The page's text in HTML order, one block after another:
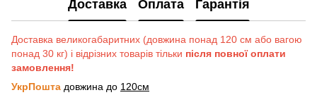
Доставка Оплата Гарантія
Доставка великогабаритних (довжина понад 120 см або вагою
понад 30 кг) і відрізних товарів тільки після повної оплати
замовлення!
УкрПошта довжина до 120см